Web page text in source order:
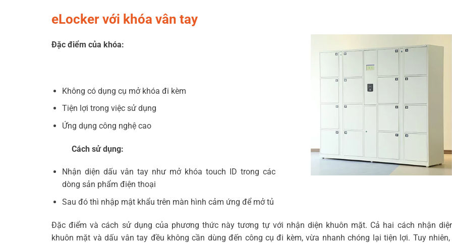
eLocker với khóa vân tay
Đặc điểm của khóa:
Không có dụng cụ mở khóa đi kèm
Tiện lợi trong việc sử dụng
Ứng dụng công nghệ cao
Cách sử dụng:
Nhận diện dấu vân tay như mở khóa touch ID trong các
dòng sản phẩm điện thoại
Sau đó thì nhập mật khẩu trên màn hình cảm ứng để mở tủ
Đặc điểm và cách sử dụng của phương thức này tương tự với nhận diện khuôn mặt. Cả hai cách nhận
khuôn mặt và dấu vân tay đều không cần dùng đến công cụ đi kèm, vừa nhanh chóng lại tiện lợi. Tuy